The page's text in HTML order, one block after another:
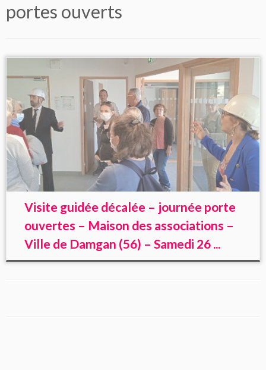
content
portes ouverts
Visite guidée décalée – journée porte
ouvertes – Maison des associations –
Ville de Damgan (56) – Samedi 26 ...